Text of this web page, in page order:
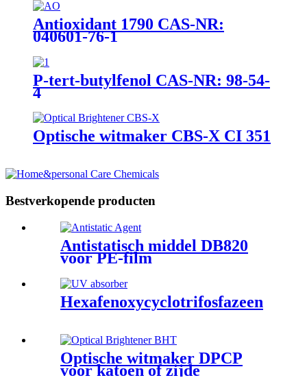
Antioxidant 1790 CAS-NR:
040601-76-1
P-tert-butylfenol CAS-NR: 98-54-
4
Optische witmaker CBS-X CI 351
Bestverkopende producten
Antistatisch middel DB820
voor PE-film
Hexafenoxycyclotrifosfazeen
Optische witmaker DPCP
voor katoen of zijde